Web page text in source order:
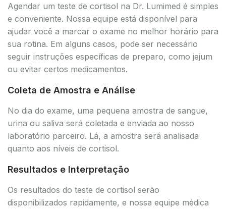
Agendar um teste de cortisol na Dr. Lumimed é simples
e conveniente. Nossa equipe está disponível para
ajudar você a marcar o exame no melhor horário para
sua rotina. Em alguns casos, pode ser necessário
seguir instruções específicas de preparo, como jejum
ou evitar certos medicamentos.
Coleta de Amostra e Análise
No dia do exame, uma pequena amostra de sangue,
urina ou saliva será coletada e enviada ao nosso
laboratório parceiro. Lá, a amostra será analisada
quanto aos níveis de cortisol.
Resultados e Interpretação
Os resultados do teste de cortisol serão
disponibilizados rapidamente, e nossa equipe médica